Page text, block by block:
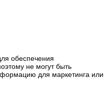
обеспечения
не могут быть
для маркетинга или